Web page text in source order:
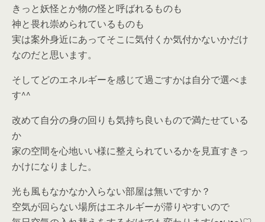
きっと妖怪とか物の怪と呼ばれるものも
神と畏れ崇められているものも
実は案外身近にあってそこに気付くか気付かないかだけ
なのだと思います。
そしてどのエネルギーを感じて過ごすかは自分で選べま
す^^
改めて自分の身の回りも気持ち良いもので満たせている
か
家の空間を心地いい様に整えられているかを見直すきっ
かけになりました。
光も風もなかなか入らない部屋は無いですか？
空気が回らない場所はエネルギーが滞りやすいので